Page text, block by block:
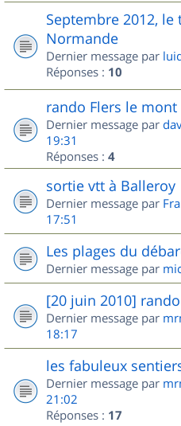
Septembre 2012,
Normande
Dernier message par
Réponses : 10
rando Flers le
Dernier message par
19:31
Réponses : 4
sortie vtt à Balleroy
Dernier message par
17:51
Les plages du
Dernier message par
[20 juin 2010]
Dernier message par
18:17
les fabuleux
Dernier message par
21:02
Réponses : 17